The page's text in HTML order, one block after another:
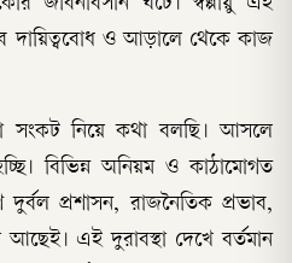
জীবনাবসান ঘটে। স্বল্পায়ু এই
দায়িত্ববোধ ও আড়ালে থেকে কাজ
সংকট নিয়ে কথা বলছি। আসলে
বিভিন্ন অনিয়ম ও কাঠামোগত
প্রশাসন, রাজনৈতিক প্রভাব,
এই দুরাবস্থা দেখে বর্তমান